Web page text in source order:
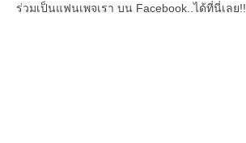
ร่วมเป็นแฟนเพจเรา บน Facebook..ได้ที่นี่เลย!!